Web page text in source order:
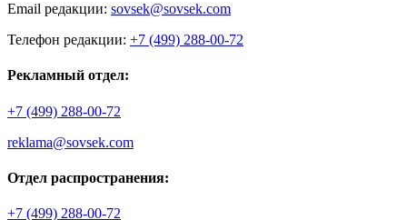
Email редакции: sovsek@sovsek.com
Телефон редакции: +7 (499) 288-00-72
Рекламный отдел:
+7 (499) 288-00-72
reklama@sovsek.com
Отдел распространения:
+7 (499) 288-00-72